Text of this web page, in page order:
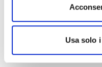
Usa solo